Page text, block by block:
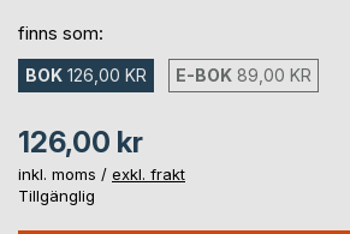
finns som:
BOK 126,00 KR E-BOK 89,00 KR
126,00 kr
inkl. moms / exkl. frakt
Tillgänglig